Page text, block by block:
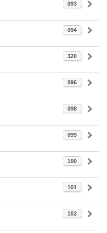
093
094
320
096
098
099
100
101
102